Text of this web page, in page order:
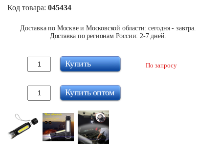
Код товара: 045434
Доставка по Москве и Московской области: сегодня - завтра.
Доставка по регионам России: 2-7 дней.
По запросу
Купить
Купить оптом